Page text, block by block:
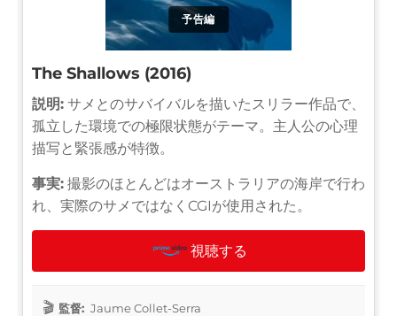
予告編
The Shallows (2016)
説明: サメとのサバイバルを描いたスリラー作品で、
孤立した環境での極限状態がテーマ。主人公の心理
描写と緊張感が特徴。
事実: 撮影のほとんどはオーストラリアの海岸で行わ
れ、実際のサメではなくCGIが使用された。
視聴する
監督: Jaume Collet-Serra